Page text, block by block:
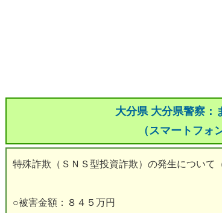
大分県 大分県警察：
（スマートフォ
特殊詐欺（ＳＮＳ型投資詐欺）の発生について
○被害金額：８４５万円